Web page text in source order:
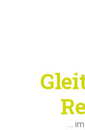
…